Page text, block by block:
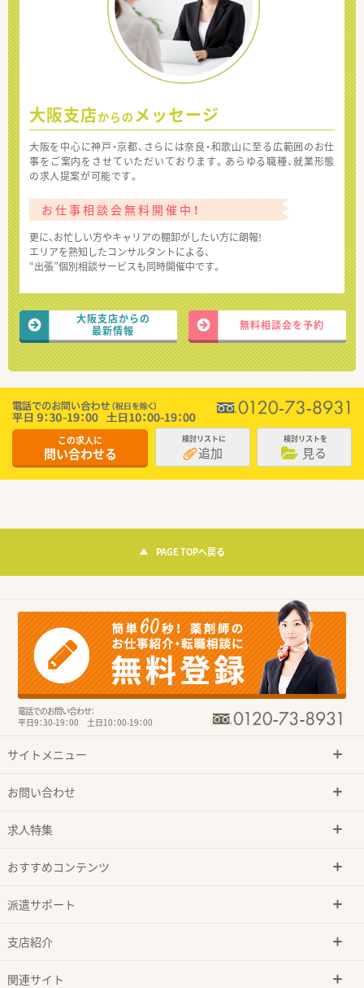
大阪支店からの メッセージ
大阪を中心に神戸・京都、さらには奈良・和歌山に至る広範囲のお仕
事をご案内をさせていただいております。あらゆる職種、就業形態
の求人提案が可能です。
お仕事相談会無料開催中！
更に、お忙しい方やキャリアの棚卸がしたい方に朗報!
エリアを熟知したコンサルタントによる、
“出張”個別相談サービスも同時開催中です。
大阪支店からの
最新情報
無料相談会を予約
この求人に
問い合わせる
検討リストに
追加
検討リストを
見る
PAGE TOPへ戻る
電話でのお問い合わせ：
平日9：30-19：00 土日10：00-19：00
サイトメニュー
お問い合わせ
求人特集
おすすめコンテンツ
派遣サポート
支店紹介
関連サイト